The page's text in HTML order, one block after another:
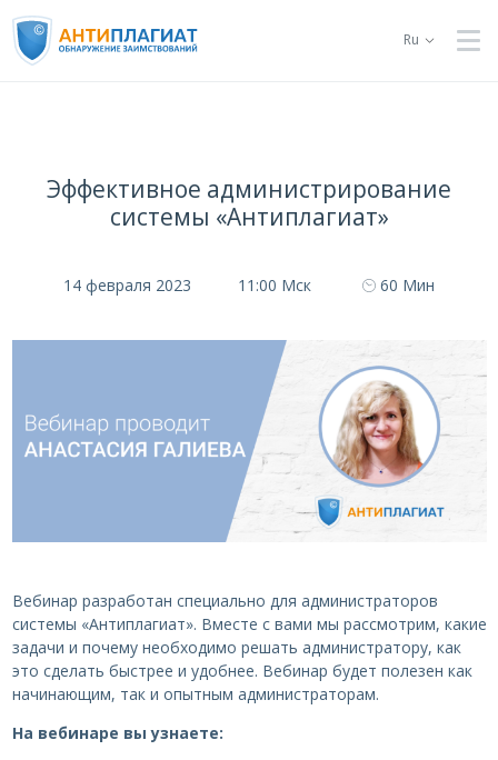
Ru
Эффективное администрирование
системы «Антиплагиат»
14 февраля 2023 11:00 Мск 60 Мин
Вебинар разработан специально для администраторов
системы «Антиплагиат». Вместе с вами мы рассмотрим, какие
задачи и почему необходимо решать администратору, как
это сделать быстрее и удобнее. Вебинар будет полезен как
начинающим, так и опытным администраторам.
На вебинаре вы узнаете: